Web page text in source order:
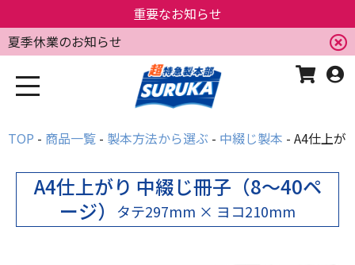
重要なお知らせ
夏季休業のお知らせ
TOP 商品一覧 製本方法から選ぶ 中綴じ製本 A4仕上が
A4仕上がり 中綴じ冊子（8～40ペ
ージ）
タテ297mm × ヨコ210mm